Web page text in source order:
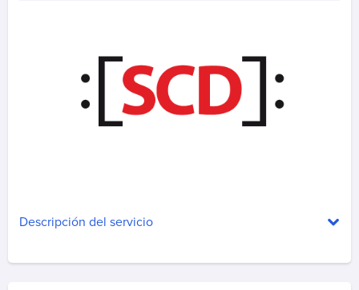
Aguas Lampa
Aguas Magallanes
Aguas Manquehue
Aguas Metropolitana (Chacabuco/Santiago)
Descripción del servicio